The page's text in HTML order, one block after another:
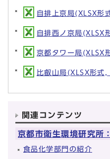
自排上京局(XLSX
自排西ノ京局
京都タワー局
比叡山局(XLSX形
関連コンテンツ
京都市衛生環境研究所
食品化学部門の紹介